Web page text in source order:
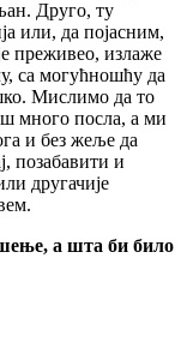
Друго, ту
или, да појасним,
преживео, излаже
са могућношћу да
Мислимо да то
много посла, а ми
и без жеље да
позабавити и
другачије
а шта би било